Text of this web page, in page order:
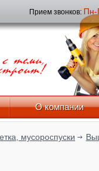
Прием звонков: Пн-
О компании
мусороспуски